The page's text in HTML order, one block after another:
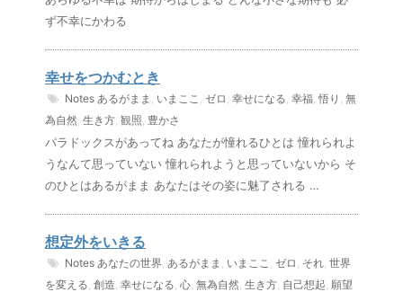
ず不幸にかわる
幸せをつかむとき
Notes あるがまま , いまここ , ゼロ , 幸せになる, 幸福,悟り , 無
為自然, 生き方, 観照, 豊かさ
パラドックスがあってね あなたが憧れるひとは 憧れられよ
うなんて思っていない 憧れられようと思っていないから そ
のひとはあるがまま あなたはその姿に魅了される …
想定外をいきる
Notes あなたの世界, あるがまま , いまここ , ゼロ , それ, 世界
を変える, 創造, 幸せになる, 心, 無為自然, 生き方, 自己想起, 願望